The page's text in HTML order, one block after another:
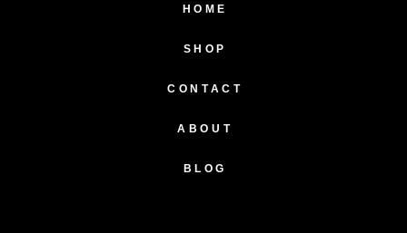
HOME
SHOP
CONTACT
ABOUT
BLOG